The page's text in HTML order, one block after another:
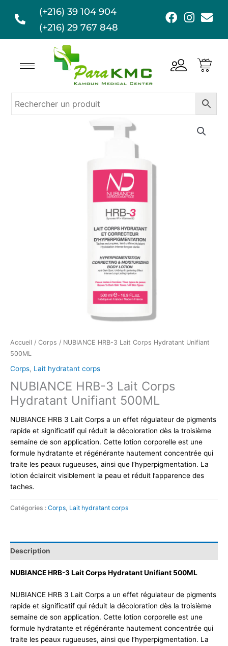
(+216) 39 104 904
(+216) 29 767 848
F
c
b
o
I
s
E
v
l
o
e
Accueil / Corps / NUBIANCE HRB-3 Lait Corps Hydratant Unifiant
500ML
Corps, Lait hydratant corps
NUBIANCE HRB-3 Lait Corps
Hydratant Unifiant 500ML
NUBIANCE HRB 3 Lait Corps a un effet régulateur de pigments
rapide et significatif qui réduit la décoloration dès la troisième
semaine de son application. Cette lotion corporelle est une
formule hydratante et régénérante hautement concentrée qui
traite les peaux rugueuses, ainsi que l’hyperpigmentation. La
lotion éclaircit visiblement la peau et réduit l’apparence des
taches.
Catégories : Corps, Lait hydratant corps
Description
NUBIANCE HRB-3 Lait Corps Hydratant Unifiant 500ML
NUBIANCE HRB 3 Lait Corps a un effet régulateur de pigments
rapide et significatif qui réduit la décoloration dès la troisième
semaine de son application. Cette lotion corporelle est une
formule hydratante et régénérante hautement concentrée qui
traite les peaux rugueuses, ainsi que l’hyperpigmentation. La